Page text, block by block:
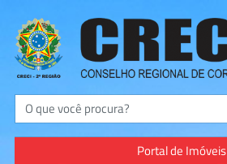
Buscar
Portal de Imóveis